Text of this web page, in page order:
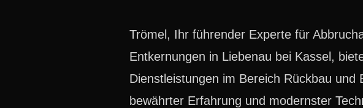
Trömel, Ihr führender Experte für
Entkernungen in Liebenau bei Kassel,
Dienstleistungen im Bereich Rückbau und
bewährter Erfahrung und modernster